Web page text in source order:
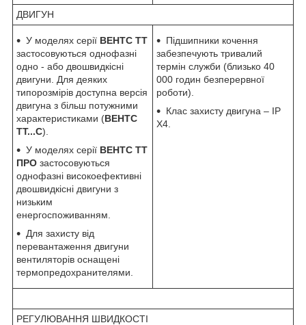
ДВИГУН
У моделях серії ВЕНТС ТТ
застосовуються однофазні
одно - або двошвидкісні
двигуни. Для деяких
типорозмірів доступна версія
двигуна з більш потужними
характеристиками (ВЕНТС
ТТ...С).
У моделях серії ВЕНТС ТТ
ПРО застосовуються
однофазні високоефективні
двошвидкісні двигуни з
низьким
енергоспоживанням.
Для захисту від
перевантаження двигуни
вентиляторів оснащені
термопредохранителями.
Підшипники кочення
забезпечують тривалий
термін служби (близько 40
000 годин безперервної
роботи).
Клас захисту двигуна – IP
X4.
РЕГУЛЮВАННЯ ШВИДКОСТІ